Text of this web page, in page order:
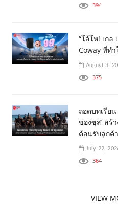
394
“โอ้โห! เกล
Coway ที่ท
August 3,
375
ถอดบทเรียน
ของซุส’ สร้
ต้อนรับลูกค้
July 22,
364
VIEW